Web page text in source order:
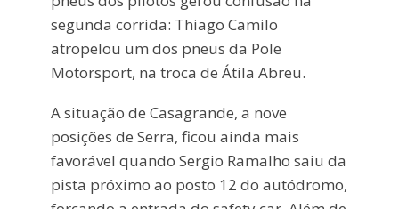
segunda corrida: Thiago Camilo
atropelou um dos pneus da Pole
Motorsport, na troca de Átila Abreu.
A situação de Casagrande, a nove
posições de Serra, ficou ainda mais
favorável quando Sergio Ramalho saiu da
pista próximo ao posto 12 do autódromo,